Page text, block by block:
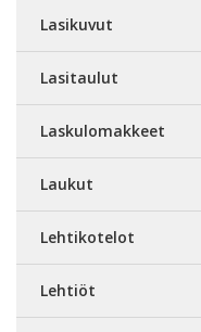
Lasikuvut
Lasitaulut
Laskulomakkeet
Laukut
Lehtikotelot
Lehtiöt